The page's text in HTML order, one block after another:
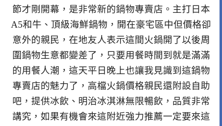
節才剛開幕，是非常新的鍋物專賣店。主打日本
A5和牛、頂級海鮮鍋物，開在豪宅區中但價格卻
意外的親民，在地友人表示這間火鍋開了以後周
圍鍋物生意都變差了，只要用餐時間到就是滿滿
的用餐人潮，這天平日晚上也讓我見識到這鍋物
專賣店的魅力了，高檔火鍋價格親民還附設自助
吧，提供冰飲、明治冰淇淋無限暢飲，品質非常
講究，如果有機會來這附近強力推薦一定要來這